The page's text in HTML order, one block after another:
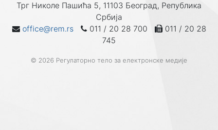
Трг Николе Пашића 5, 11103 Београд, Република
Србија
office@rem.rs
011 / 20 28 700
011 / 20 28
745
© 2026 Регулаторно тело за електронске медије